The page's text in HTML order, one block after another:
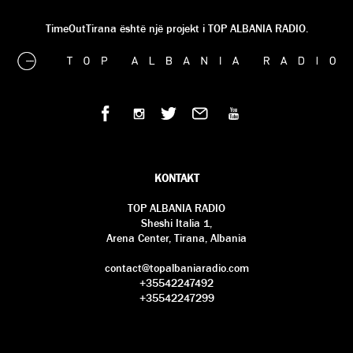
TimeOutTirana është një projekt i TOP ALBANIA RADIO.
KONTAKT
TOP ALBANIA RADIO
Sheshi Italia 1,
Arena Center, Tirana, Albania
contact@topalbaniaradio.com
+35542247492
+35542247299